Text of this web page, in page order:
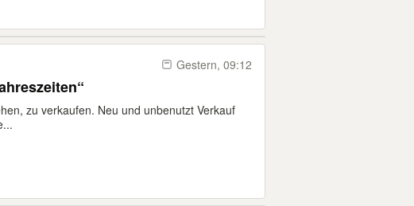
Gestern, 09:12
zu verkaufen. Neu und unbenutzt Verkauf